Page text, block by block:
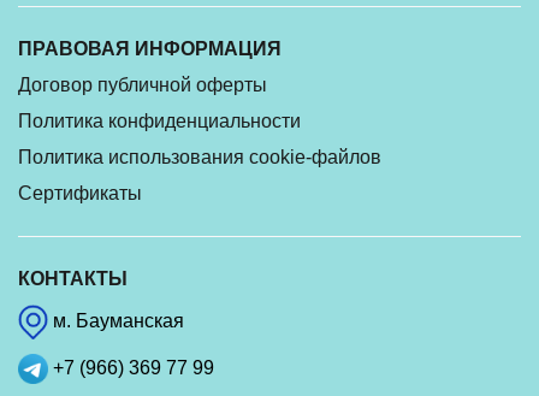
ПРАВОВАЯ ИНФОРМАЦИЯ
Договор публичной оферты
Политика конфиденциальности
Политика использования cookie-файлов
Сертификаты
КОНТАКТЫ
м. Бауманская
+7 (966) 369 77 99